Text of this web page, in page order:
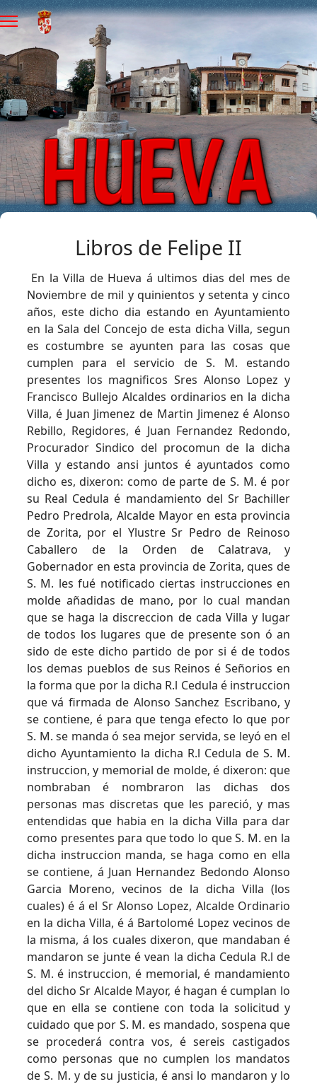
Libros de Felipe II
En la Villa de Hueva á ultimos dias del mes de
Noviembre de mil y quinientos y setenta y cinco
años, este dicho dia estando en Ayuntamiento
en la Sala del Concejo de esta dicha Villa, segun
es costumbre se ayunten para las cosas que
cumplen para el servicio de S. M. estando
presentes los magnificos Sres Alonso Lopez y
Francisco Bullejo Alcaldes ordinarios en la dicha
Villa, é Juan Jimenez de Martin Jimenez é Alonso
Rebillo, Regidores, é Juan Fernandez Redondo,
Procurador Sindico del procomun de la dicha
Villa y estando ansi juntos é ayuntados como
dicho es, dixeron: como de parte de S. M. é por
su Real Cedula é mandamiento del Sr Bachiller
Pedro Predrola, Alcalde Mayor en esta provincia
de Zorita, por el Ylustre Sr Pedro de Reinoso
Caballero de la Orden de Calatrava, y
Gobernador en esta provincia de Zorita, ques de
S. M. les fué notificado ciertas instrucciones en
molde añadidas de mano, por lo cual mandan
que se haga la discreccion de cada Villa y lugar
de todos los lugares que de presente son ó an
sido de este dicho partido de por si é de todos
los demas pueblos de sus Reinos é Señorios en
la forma que por la dicha R.l Cedula é instruccion
que vá firmada de Alonso Sanchez Escribano, y
se contiene, é para que tenga efecto lo que por
S. M. se manda ó sea mejor servida, se leyó en el
dicho Ayuntamiento la dicha R.l Cedula de S. M.
instruccion, y memorial de molde, é dixeron: que
nombraban é nombraron las dichas dos
personas mas discretas que les pareció, y mas
entendidas que habia en la dicha Villa para dar
como presentes para que todo lo que S. M. en la
dicha instruccion manda, se haga como en ella
se contiene, á Juan Hernandez Bedondo Alonso
Garcia Moreno, vecinos de la dicha Villa (los
cuales) é á el Sr Alonso Lopez, Alcalde Ordinario
en la dicha Villa, é á Bartolomé Lopez vecinos de
la misma, á los cuales dixeron, que mandaban é
mandaron se junte é vean la dicha Cedula R.l de
S. M. é instruccion, é memorial, é mandamiento
del dicho Sr Alcalde Mayor, é hagan é cumplan lo
que en ella se contiene con toda la solicitud y
cuidado que por S. M. es mandado, sospena que
se procederá contra vos, é sereis castigados
como personas que no cumplen los mandatos
de S. M. y de su justicia, é ansi lo mandaron y lo